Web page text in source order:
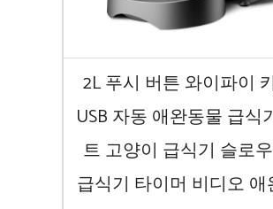
2L 푸시 버튼 와이파이
USB 자동 애완동물 급식
트 고양이 급식기 슬로
급식기 타이머 비디오 애